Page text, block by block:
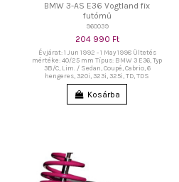
BMW 3-AS E36 Vogtland fix
futómű
960039
204 990 Ft
Évjárat: 1 Jun 1992 - 1 May 1998 Ültetés
mértéke: 40/25 mm Típus: BMW 3 E36, Typ
3B/C, Lim. / Sedan, Coupé, Cabrio, 6
hengeres, 320i, 323i, 325i, TD, TDS
Kosárba